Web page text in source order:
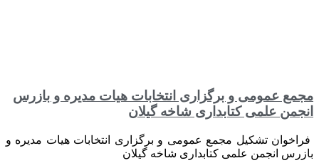
مجمع عمومی و برگزاری انتخابات هیات مدیره و بازرس
انجمن علمی کتابداری شاخه گیلان
فراخوان تشکیل مجمع عمومی و برگزاری انتخابات هیات مدیره و
بازرس انجمن علمی کتابداری شاخه گیلان